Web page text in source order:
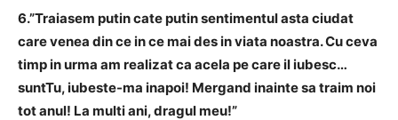
6.”Traiasem putin cate putin sentimentul asta ciudat
care venea din ce in ce mai des in viata noastra. Cu ceva
timp in urma am realizat ca acela pe care il iubesc…
suntTu, iubeste-ma inapoi! Mergand inainte sa traim noi
tot anul! La multi ani, dragul meu!”